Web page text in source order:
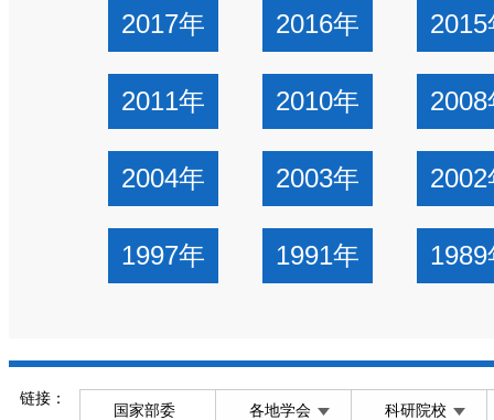
2017年 2016年 2015
2011年 2010年 2008
2004年 2003年 2002
1997年 1991年 1989
链接：
国家部委 各地学会 科研院校